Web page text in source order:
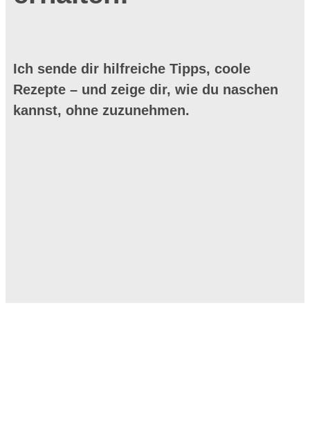
Ich sende dir hilfreiche Tipps, coole
Rezepte – und zeige dir, wie du naschen
kannst, ohne zuzunehmen.